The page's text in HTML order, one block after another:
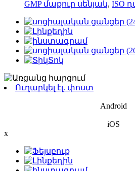
GMP մաքուր սենյակ, ISO
Ուղարկել էլ. փոստ
Android
iOS
x